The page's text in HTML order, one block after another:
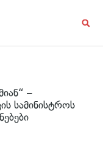
–
სამინისტროს